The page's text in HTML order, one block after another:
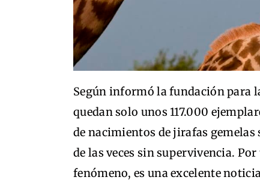
Según informó la fundación para
quedan solo unos 117.000
de nacimientos de jirafas
de las veces sin supervivencia.
fenómeno, es una excelente